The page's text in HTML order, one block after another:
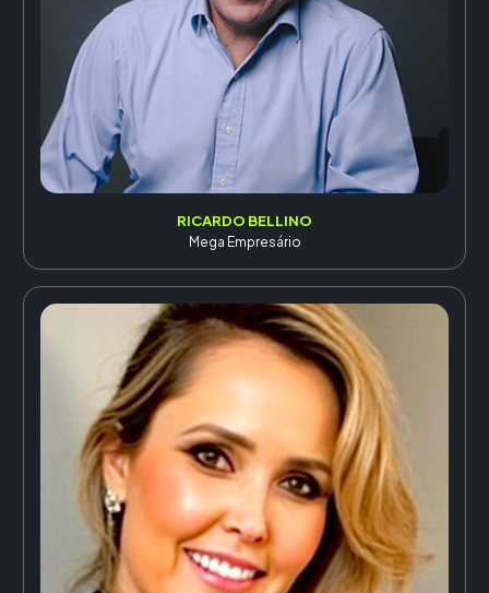
RICARDO BELLINO
Mega Empresário